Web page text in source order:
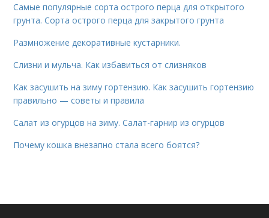
Самые популярные сорта острого перца для открытого
грунта. Сорта острого перца для закрытого грунта
Размножение декоративные кустарники.
Слизни и мульча. Как избавиться от слизняков
Как засушить на зиму гортензию. Как засушить гортензию
правильно — советы и правила
Салат из огурцов на зиму. Салат-гарнир из огурцов
Почему кошка внезапно стала всего боятся?